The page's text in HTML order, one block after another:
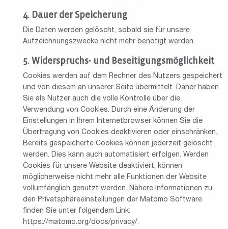
Dauer der Speicherung
Die Daten werden gelöscht, sobald sie für unsere
Aufzeichnungszwecke nicht mehr benötigt werden.
Widerspruchs- und Beseitigungsmöglichkeit
Cookies werden auf dem Rechner des Nutzers gespeichert
und von diesem an unserer Seite übermittelt. Daher haben
Sie als Nutzer auch die volle Kontrolle über die
Verwendung von Cookies. Durch eine Änderung der
Einstellungen in Ihrem Internetbrowser können Sie die
Übertragung von Cookies deaktivieren oder einschränken.
Bereits gespeicherte Cookies können jederzeit gelöscht
werden. Dies kann auch automatisiert erfolgen. Werden
Cookies für unsere Website deaktiviert, können
möglicherweise nicht mehr alle Funktionen der Website
vollumfänglich genutzt werden. Nähere Informationen zu
den Privatsphäreeinstellungen der Matomo Software
finden Sie unter folgendem Link:
https://matomo.org/docs/privacy/.